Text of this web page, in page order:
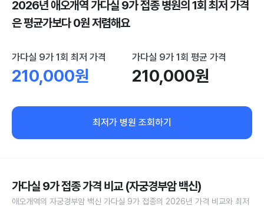
2026년 애오개역 가다실 9가 접종 병원의 1회 최저 가격
은 평균가보다 0원 저렴해요
가다실 9가 1회 최저 가격
210,000원
가다실 9가 1회 평균 가격
210,000원
최저가 병원 조회하기
가다실 9가 접종 가격 비교 (자궁경부암 백신)
애오개역의 자궁경부암 백신 가다실 9가 접종의 2026년 가격 비교와 최저